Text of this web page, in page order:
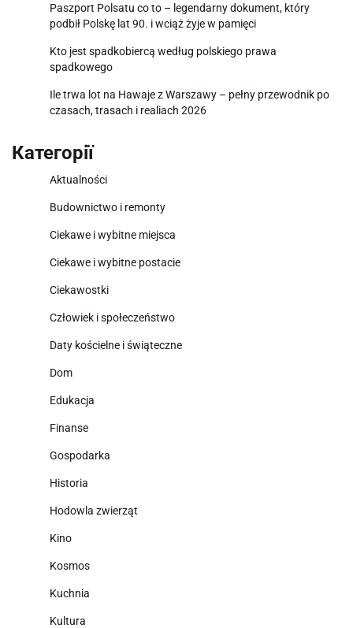
Paszport Polsatu co to – legendarny dokument, który
podbił Polskę lat 90. i wciąż żyje w pamięci
Kto jest spadkobiercą według polskiego prawa
spadkowego
Ile trwa lot na Hawaje z Warszawy – pełny przewodnik po
czasach, trasach i realiach 2026
Категорії
Aktualności
Budownictwo i remonty
Ciekawe i wybitne miejsca
Ciekawe i wybitne postacie
Ciekawostki
Człowiek i społeczeństwo
Daty kościelne i świąteczne
Dom
Edukacja
Finanse
Gospodarka
Historia
Hodowla zwierząt
Kino
Kosmos
Kuchnia
Kultura